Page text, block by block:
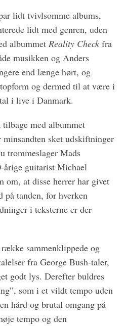
lidt tvivlsomme albums,
lidt med genren, uden
albummet Reality Checkfra
musikken og Anders
end længe hørt, og
og dermed til at være i
i live i Danmark.
med albummet
minsandten sket udskiftninger
trommeslager Mads
årige guitarist Michael
om, at disse herrer har givet
på tanden, for hverken
i teksterne er der
sammenklippede og
fra George Bush-taler,
godt lys. Derefter buldres
som i et vildt tempo uden
hård og brutal omgang på
tempo og den